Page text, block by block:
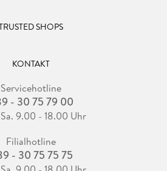
SHOPS
KONTAKT
Servicehotline
- 30 75 79 00
9.00 - 18.00 Uhr
Filialhotline
- 30 75 75 75